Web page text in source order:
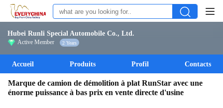
Hubei Runli Special Automobile Co., Ltd.
Active Member 2 Years
Accueil Produits Profil Contacts
Marque de camion de démolition à plat RunStar avec une
énorme puissance à bas prix en vente directe d'usine